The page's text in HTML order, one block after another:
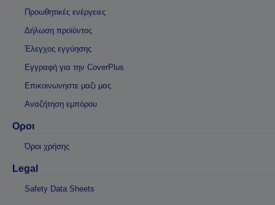
Προωθητικές ενέργειες
Δήλωση προϊόντος
Έλεγχος εγγύησης
Εγγραφή για την CoverPlus
Επικοινωνηστε μαζι μας
Αναζήτηση εμπόρου
Οροι
Όροι χρήσης
Legal
Safety Data Sheets